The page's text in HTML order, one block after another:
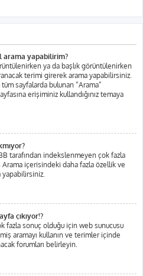
arama yapabilirim?
ya da başlık görüntülenirken
terimi girerek arama yapabilirsiniz.
sayfalarda bulunan “Arama”
erişiminiz kullandığınız temaya
tarafından indekslenmeyen çok fazla
içerisindeki daha fazla özellik ve
yapabilirsiniz.
çıkıyor!?
fazla sonuç olduğu için web sunucusu
aramayı kullanın ve terimler içinde
forumları belirleyin.